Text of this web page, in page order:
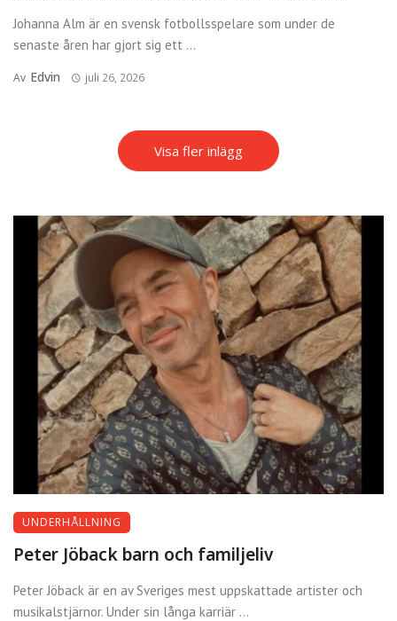
UNDERHÅLLNING
Peter Jöback barn och familjeliv
Johanna Alm är en svensk fotbollsspelare som under de
senaste åren har gjort sig ett ...
Av Edvin juli 26, 2026
Visa fler inlägg
UNDERHÅLLNING
Peter Jöback barn och familjeliv
Peter Jöback är en av Sveriges mest uppskattade artister och
musikalstjärnor. Under sin långa karriär ...